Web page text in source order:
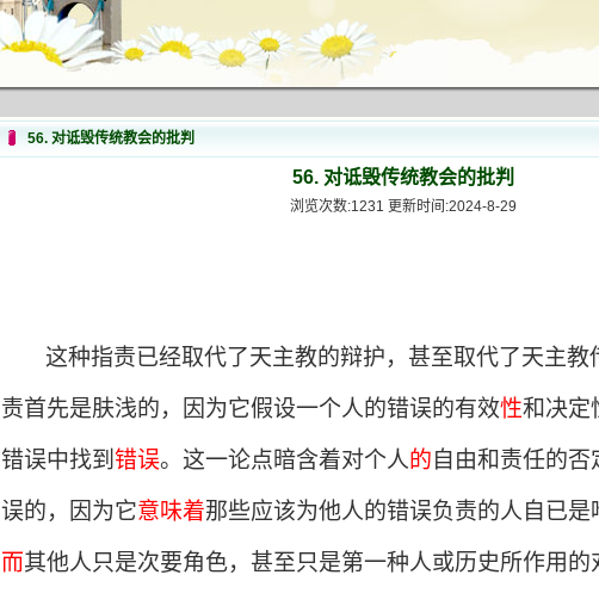
56. 对诋毁传统教会的批判
56. 对诋毁传统教会的批判
浏览次数:1231 更新时间:2024-8-29
这种指责已经取代了天主教的辩护，甚至取代了天主教
责首先是肤浅的，因为它假设一个人的错误的有效性和决定
错误中找到 错误。这一论点暗含着对个人的 自由和责任的
误的，因为它意味着那些应该为他人的错误负责的人自已是
而其他人只是次要角色，甚至只是第一种人或历史所作用的